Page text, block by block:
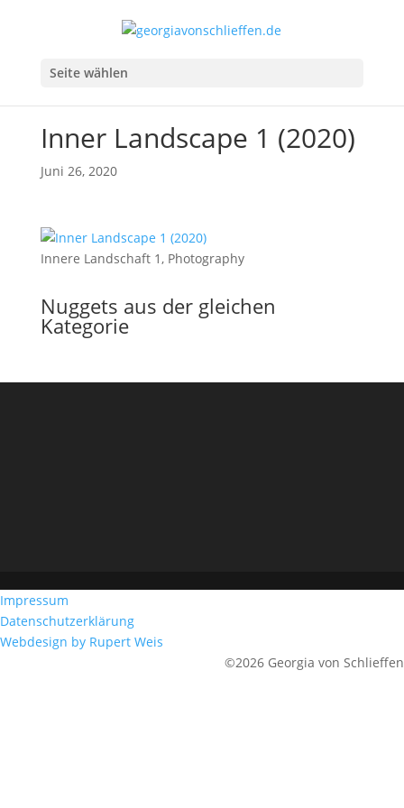
Seite wählen
Inner Landscape 1 (2020)
Juni 26, 2020
Innere Landschaft 1, Photography
Nuggets aus der gleichen
Kategorie
Impressum
Datenschutzerklärung
Webdesign by Rupert Weis
©2026 Georgia von Schlieffen